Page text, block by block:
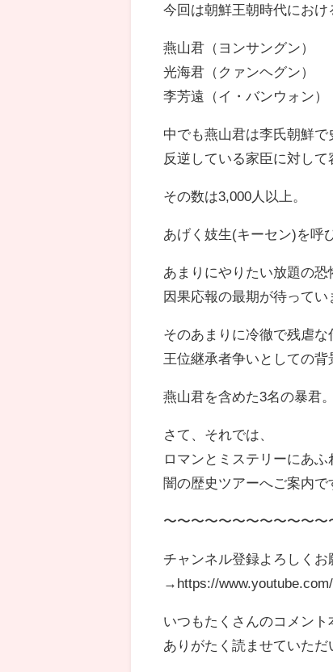
今回は朝鮮王朝時代におけ
燕山君（ヨンサングン）
光海君（クァンヘグン）
李芳遠（イ・バンウォン）
中でも燕山君は李氏朝鮮で
反逆している家臣に対して
その数は3,000人以上。
あげく妓生(キーセン)を呼
あまりにやりたい放題の恐
因果応報の最期が待ってい
そのあまりに冷徹で残虐な
王位継承者争いとしての背
燕山君を含めた3名の暴君。
さて、それでは、
ロマンとミステリーにあふ
闇の歴史ツアーへご案内で
〜〜〜〜〜〜〜〜〜〜〜
チャンネル登録よろしくお
→https://
いつもたくさんのコメント
ありがたく読ませていただ